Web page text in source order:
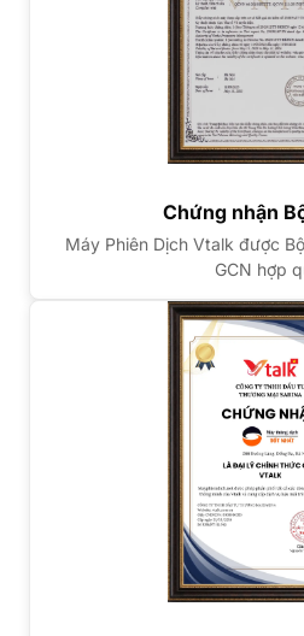
Chứng nhận
Máy Phiên Dịch Vtalk được
GCN hợp